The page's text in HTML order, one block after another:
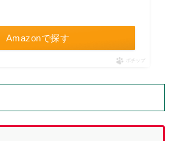
Amazonで探す
ポチップ